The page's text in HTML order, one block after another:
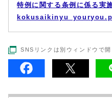
特例に関する条例に係る実
SNSリンクは別ウィンドウで開